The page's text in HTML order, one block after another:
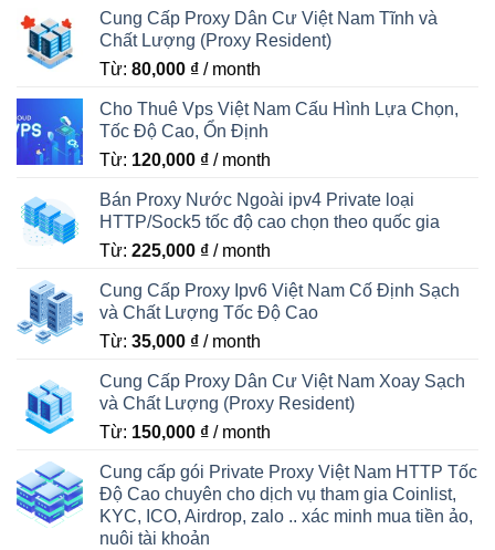
Cung Cấp Proxy Dân Cư Việt Nam Tĩnh và
Chất Lượng (Proxy Resident)
Từ: 80,000 ₫ / month
Cho Thuê Vps Việt Nam Cấu Hình Lựa Chọn,
Tốc Độ Cao, Ổn Định
Từ: 120,000 ₫ / month
Bán Proxy Nước Ngoài ipv4 Private loại
HTTP/Sock5 tốc độ cao chọn theo quốc gia
Từ: 225,000 ₫ / month
Cung Cấp Proxy Ipv6 Việt Nam Cố Định Sạch
và Chất Lượng Tốc Độ Cao
Từ: 35,000 ₫ / month
Cung Cấp Proxy Dân Cư Việt Nam Xoay Sạch
và Chất Lượng (Proxy Resident)
Từ: 150,000 ₫ / month
Cung cấp gói Private Proxy Việt Nam HTTP Tốc
Độ Cao chuyên cho dịch vụ tham gia Coinlist,
KYC, ICO, Airdrop, zalo .. xác minh mua tiền ảo,
nuôi tài khoản